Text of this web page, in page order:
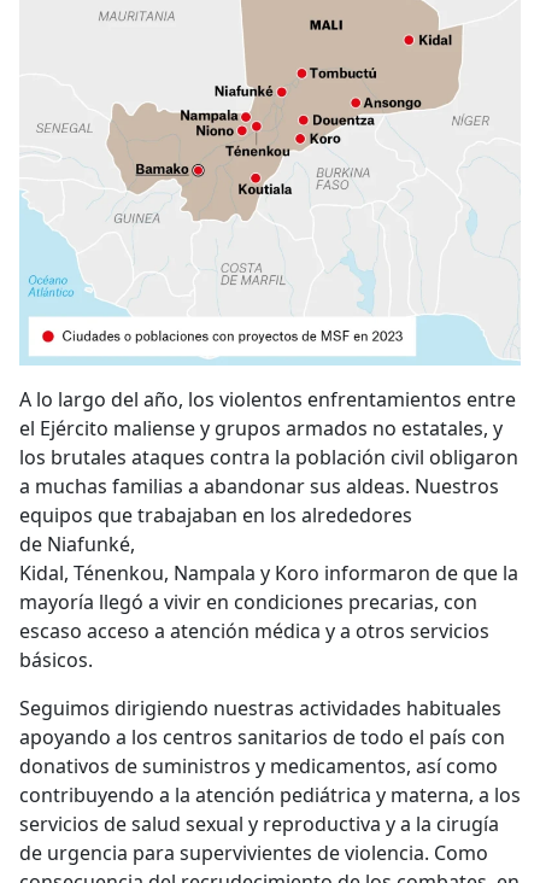
A lo largo del año, los violentos enfrentamientos entre
el Ejército maliense y grupos armados no estatales, y
los brutales ataques contra la población civil obligaron
a muchas familias a abandonar sus aldeas. Nuestros
equipos que trabajaban en los alrededores
de Niafunké,
Kidal, Ténenkou, Nampala y Koro informaron de que la
mayoría llegó a vivir en condiciones precarias, con
escaso acceso a atención médica y a otros servicios
básicos.
Seguimos dirigiendo nuestras actividades habituales
apoyando a los centros sanitarios de todo el país con
donativos de suministros y medicamentos, así como
contribuyendo a la atención pediátrica y materna, a los
servicios de salud sexual y reproductiva y a la cirugía
de urgencia para supervivientes de violencia. Como